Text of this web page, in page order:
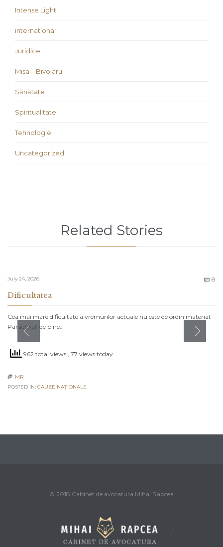
Intense Light
international
Juridice
Misa – Bivolaru
Sănătate
Spiritualitate
Tehnologie
Uncategorized
Related Stories
July 24, 2026  8
Dificultatea
Cea mai mare dificultate a vremurilor actuale nu este de ordin material.
Paradoxal, de bine…
962 total views , 77 views today
 MR
POSTED IN: CAUZE NAŢIONALE
© 2018 Cabinet de avocatura Mihai Rapcea